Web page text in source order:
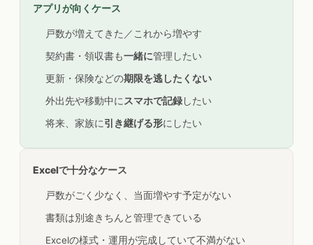
アプリが向くケース
戸数が増えてきた／これから増やす
契約書・領収書も一緒に管理したい
更新・保険などの期限を逃したくない
外出先や移動中に スマホで記録したい
将来、家族に引き継げる形にしたい
Excelで十分なケース
戸数がごく少なく、当面増やす予定がない
書類は別途きちんと管理できている
Excelの様式・運用が完成していて不満がない